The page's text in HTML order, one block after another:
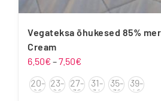
Vegateksa õhukesed 85%
Cream
6.50€ –7.50€
6.50€
kuni
20-
22
23-
26
27-
30
31-
34
35-
38
39-
42